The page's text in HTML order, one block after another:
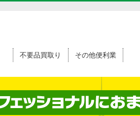
不要品買取り その他便利業